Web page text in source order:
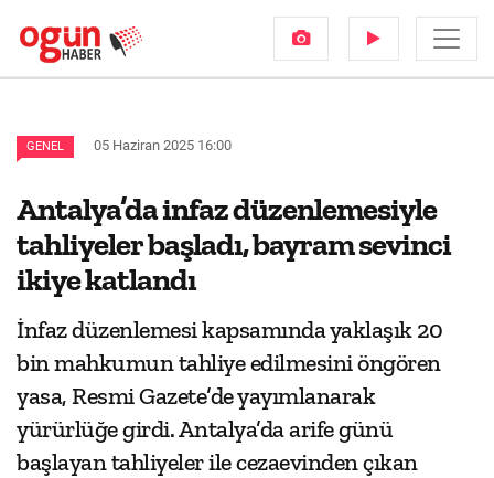
GENEL 05 Haziran 2025 16:00
Antalya’da infaz düzenlemesiyle
tahliyeler başladı, bayram sevinci
ikiye katlandı
İnfaz düzenlemesi kapsamında yaklaşık 20
bin mahkumun tahliye edilmesini öngören
yasa, Resmi Gazete’de yayımlanarak
yürürlüğe girdi. Antalya’da arife günü
başlayan tahliyeler ile cezaevinden çıkan